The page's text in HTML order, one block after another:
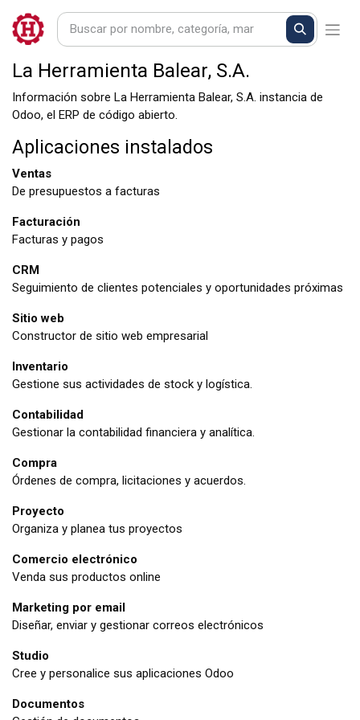
La Herramienta Balear, S.A.
Información sobre La Herramienta Balear, S.A. instancia de
Odoo, el ERP de código abierto
Aplicaciones instalados
Ventas
De presupuestos a facturas
Facturación
Facturas y pagos
CRM
Seguimiento de clientes potenciales y oportunidades próximas
Sitio web
Constructor de sitio web empresarial
Inventario
Gestione sus actividades de stock y logística.
Contabilidad
Gestionar la contabilidad financiera y analítica.
Compra
Órdenes de compra, licitaciones y acuerdos.
Proyecto
Organiza y planea tus proyectos
Comercio electrónico
Venda sus productos online
Marketing por email
Diseñar, enviar y gestionar correos electrónicos
Studio
Cree y personalice sus aplicaciones Odoo
Documentos